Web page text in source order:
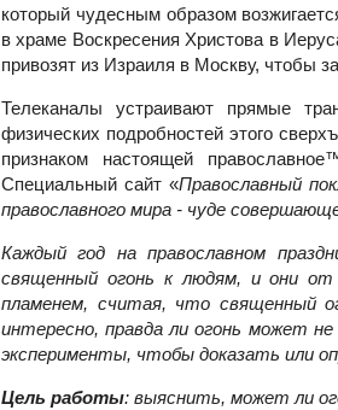
который чудесным образом
в храме Воскресения Христова в
привозят из Израиля в Москву, чтобы
Телеканалы устраивают прямые
физических подробностей этого
признаком настоящей
Специальный сайт «Православный
православного мира - чуде
Каждый год на православном
священный огонь к людям, и они от
пламенем, считая, что священный
интересно, правда ли огонь может
эксперименты, чтобы доказать или
Цель работы: выяснить, может ли